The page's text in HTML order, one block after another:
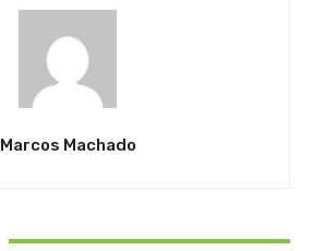
Marcos Machado